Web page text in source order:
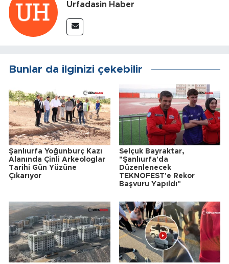
Urfadasin Haber
Bunlar da ilginizi çekebilir
Şanlıurfa Yoğunburç Kazı
Alanında Çinli Arkeologlar
Tarihi Gün Yüzüne
Çıkarıyor
Selçuk Bayraktar,
"Şanlıurfa'da
Düzenlenecek
TEKNOFEST'e Rekor
Başvuru Yapıldı"